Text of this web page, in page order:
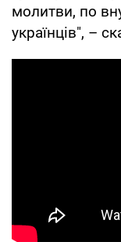
молитви, по
українців", –